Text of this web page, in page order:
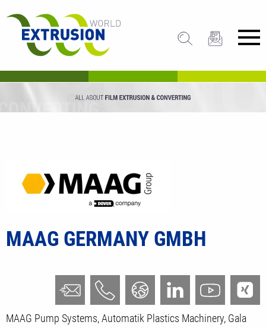
MAAG GERMANY GMBH
MAAG Pump Systems, Automatik Plastics Machinery, Gala